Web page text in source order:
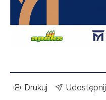
Drukuj Udostępnij